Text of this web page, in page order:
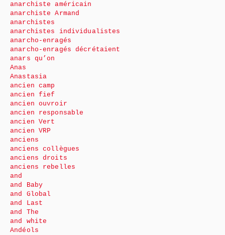
anarchiste américain
anarchiste Armand
anarchistes
anarchistes individualistes
anarcho-enragés
anarcho-enragés décrétaient
anars qu’on
Anas
Anastasia
ancien camp
ancien fief
ancien ouvroir
ancien responsable
ancien Vert
ancien VRP
anciens
anciens collègues
anciens droits
anciens rebelles
and
and Baby
and Global
and Last
and The
and white
Andéols